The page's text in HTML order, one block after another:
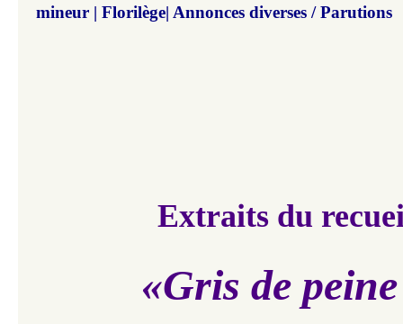
mineur | Florilège| Annonces diverses / Parutions
Extraits du
«Gris de